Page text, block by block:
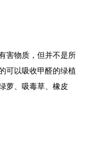
害物质，但并不是所
可以吸收甲醛的绿植
萝、吸毒草、橡皮